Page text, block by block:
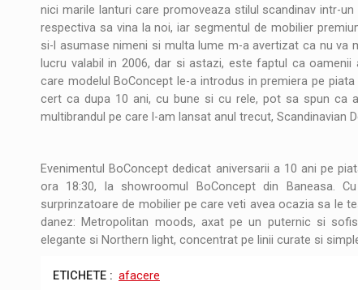
ARTICOLE Cum invatam sa spunem nu intr-o cultura
nici marile lanturi care promoveaza stilul scandinav intr-
respectiva sa vina la noi, iar segmentul de mobilier
si-l asumase nimeni si multa lume m-a avertizat ca nu va
lucru valabil in 2006, dar si astazi, este faptul ca
care modelul BoConcept le-a introdus in premiera pe
cert ca dupa 10 ani, cu bune si cu rele, pot sa spun ca
multibrandul pe care l-am lansat anul trecut, Scandinavian
Evenimentul BoConcept dedicat aniversarii a 10 ani pe
ora 18:30, la showroomul BoConcept din Baneasa.
surprinzatoare de mobilier pe care veti avea ocazia sa le
danez: Metropolitan moods, axat pe un puternic si
elegante si Northern light, concentrat pe linii curate si
ETICHETE : afacere